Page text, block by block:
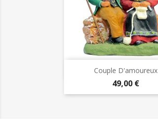
Couple D'amoureux
Prix
49,00 €
Aperçu rapide